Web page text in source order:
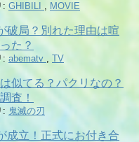
: GHIBILI , MOVIE
破局？別れた理由は喧
た？
: abematv , TV
似てる？パクリなの？
査！
: 鬼滅の刃
成立！正式にお付き合